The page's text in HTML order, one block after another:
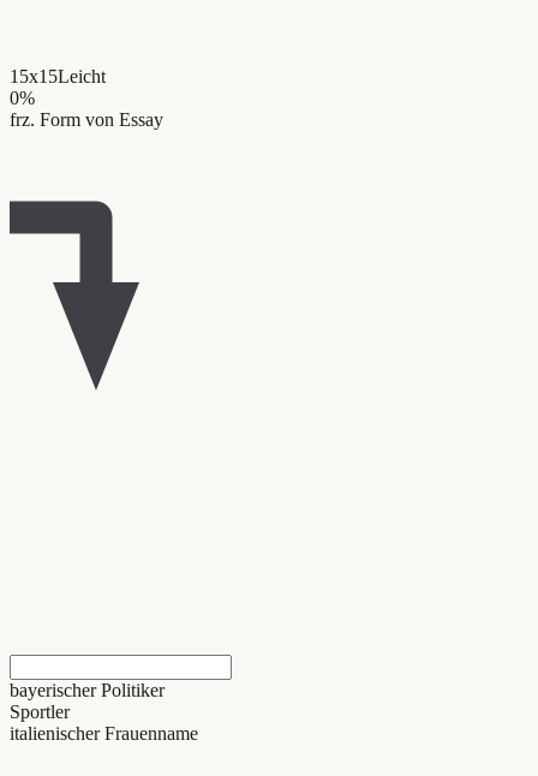
15x15Leicht
0%
frz. Form von Essay
bayerischer Politiker
Sportler
italienischer Frauenname